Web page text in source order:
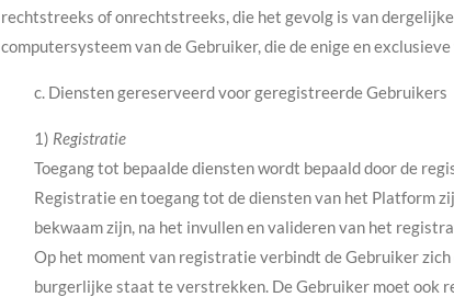
rechtstreeks of onrechtstreeks, die het gevolg is van
computersysteem van de Gebruiker, die de enige en
c. Diensten gereserveerd voor geregistreerde Gebruikers
1) Registratie
Toegang tot bepaalde diensten wordt bepaald door de
Registratie en toegang tot de diensten van het Platform
bekwaam zijn, na het invullen en valideren van het
Op het moment van registratie verbindt de Gebruiker
burgerlijke staat te verstrekken. De Gebruiker moet ook